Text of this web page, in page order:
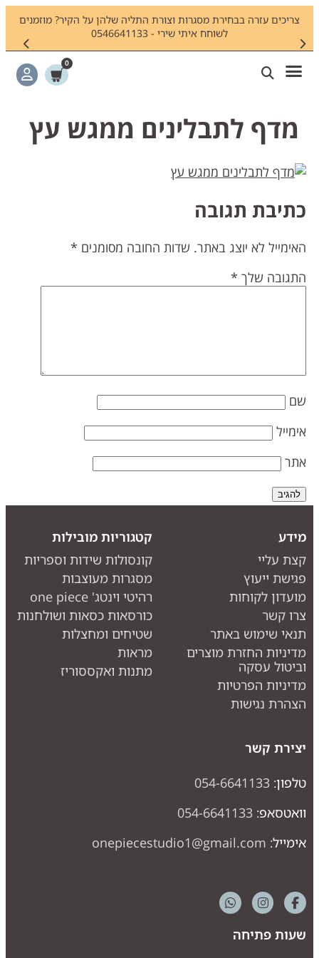
צריכים עזרה בבחירת מסגרות וצורת התליה שלהן על הקיר? מוזמנים
לשוחח איתי שירי - 0546641133
מדף לתבלינים ממגש עץ
תגובה
לא יוצג באתר. שדות החובה מסומנים*
שלך*
עליי
ייעוץ
לקוחות
קשר
שימוש באתר
החזרת מוצרים
עסקה
הפרטיות
נגישות
קטגוריות מובילות
קונסולות שידות וספריות
מסגרות מעוצבות
רהיטי וינטג' one piece
כורסאות כסאות ושולחנות
שטיחים ומחצלות
מראות
מתנות ואקססוריז
קשר
054-6641133
054-6641133
onepiecestudio1@gmail.com
פתיחה